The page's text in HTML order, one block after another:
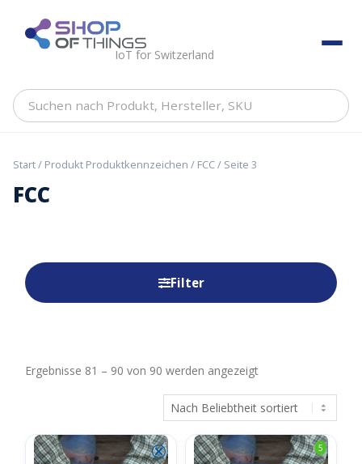
content ShopOfThings
IoT for Switzerland
Suchen
Hersteller,
Start/ Produkt Produktkennzeichen / FCC/ Seite 3
FCC
Filter
Ergebnisse 81 – 90 von 90 werden angezeigtNach
Beliebtheit
sortiert
⮿ 5